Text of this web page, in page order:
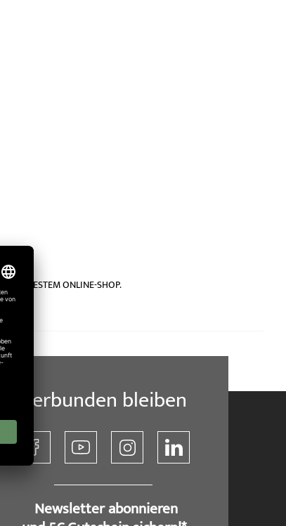
BESTEM ONLINE-SHOP.
Verbunden bleiben
​ Newsletter abonnieren